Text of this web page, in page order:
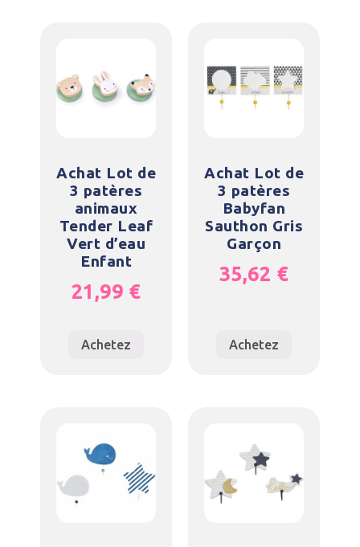
Achat Lot de
3 patères
animaux
Tender Leaf
Vert d’eau
Enfant
21,99 €
Achetez
Achat Lot de
3 patères
Babyfan
Sauthon Gris
Garçon
35,62 €
Achetez